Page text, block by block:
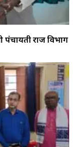
पंचायती राज विभाग